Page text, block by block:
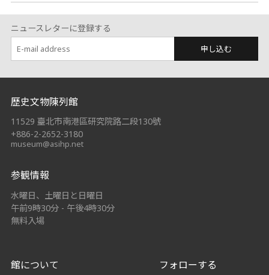
ニュースレターに登録する
申し込む
:::
歷史文物陳列館
11529 臺北市南港區研究院路二段130號
+886-2-2652-3180
museum@asihp.net
参観情報
水曜日、土曜日と日曜日
午前9時30分 - 午後4時30分
無料入場
館について フォローする